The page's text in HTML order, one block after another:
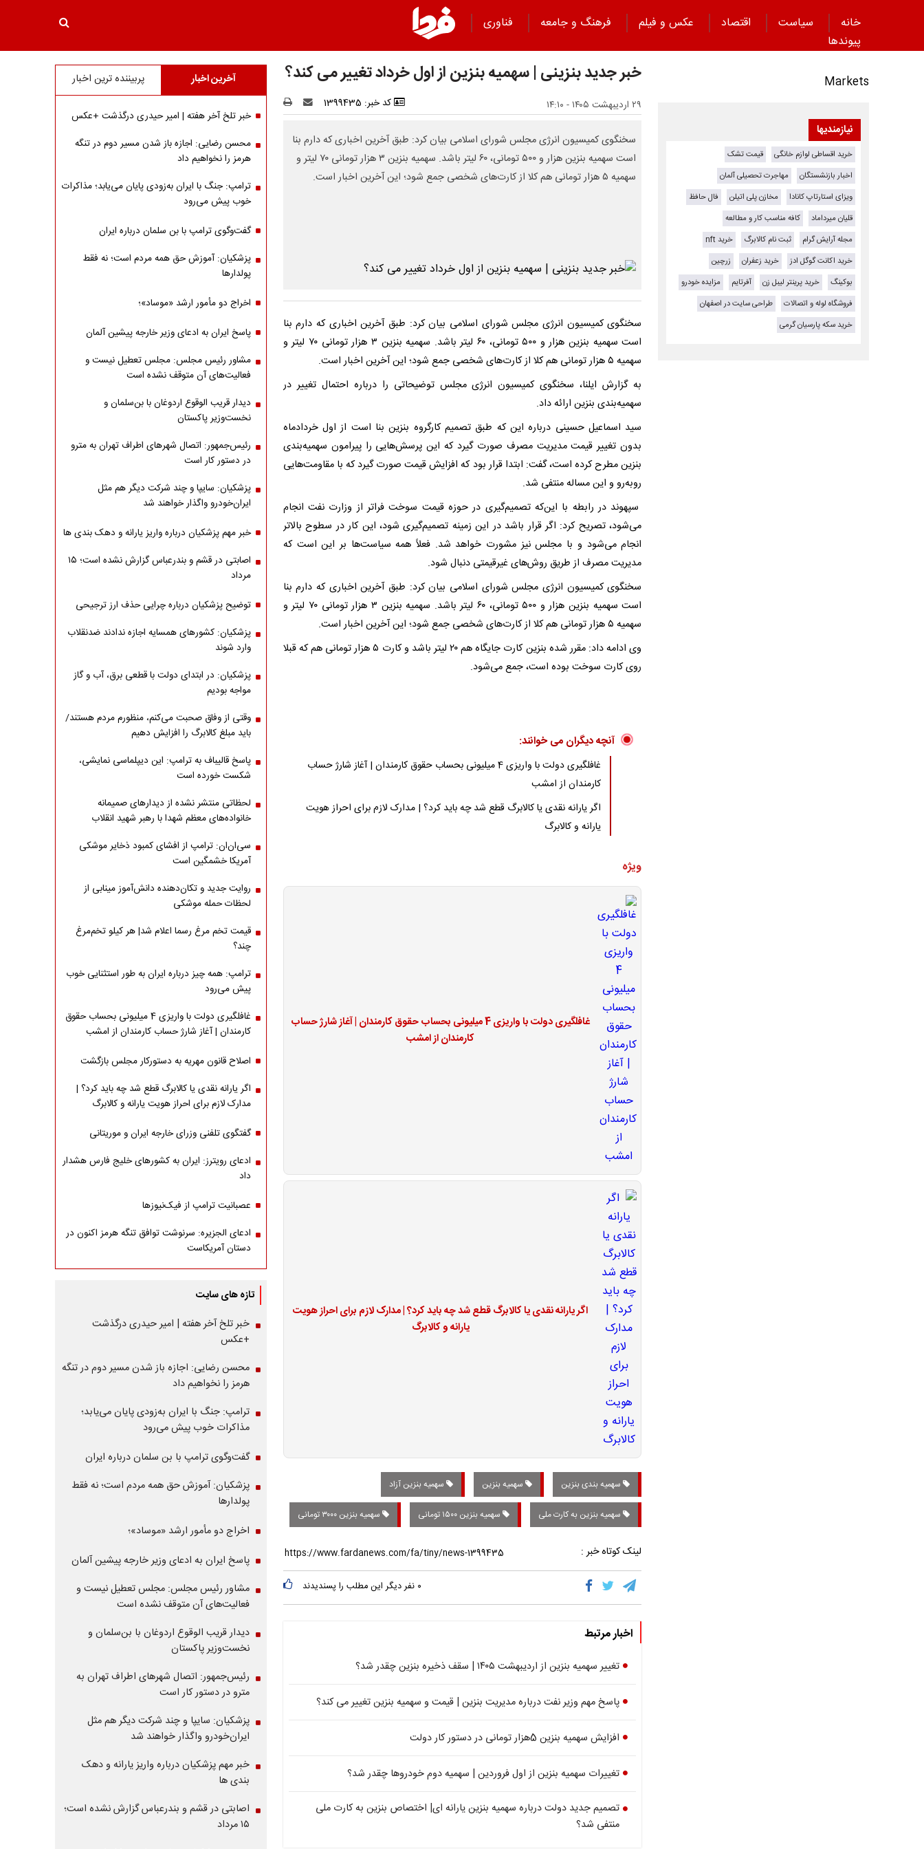
خانه سیاست اقتصاد عکس و فیلم فرهنگ و جامعه
فناوری
پیوند‌ها
خبر جدید بنزینی | سهمیه بنزین از اول خرداد تغییر می کند؟
۲۹ اردیبهشت ۱۴۰۵ - ۱۴:۱۰ کد خبر: 1399435
سخنگوی کمیسیون انرژی مجلس شورای اسلامی بیان کرد: طبق آخرین اخباری که دارم بنا
است سهمیه بنزین هزار و ۵۰۰ تومانی، ۶۰ لیتر باشد. سهمیه بنزین ۳ هزار تومانی ۷۰ لیتر و
سهمیه ۵ هزار تومانی هم کلا از کارت‌های شخصی جمع شود؛ این آخرین اخبار است.
سخنگوی کمیسیون انرژی مجلس شورای اسلامی بیان کرد: طبق آخرین اخباری که دارم بنا
است سهمیه بنزین هزار و ۵۰۰ تومانی، ۶۰ لیتر باشد. سهمیه بنزین ۳ هزار تومانی ۷۰ لیتر و
سهمیه ۵ هزار تومانی هم کلا از کارت‌های شخصی جمع شود؛ این آخرین اخبار است.
به گزارش ایلنا، سخنگوی کمیسیون انرژی مجلس توضیحاتی را درباره احتمال تغییر در
سهمیه‌بندی بنزین ارائه داد.
سید اسماعیل حسینی درباره این که طبق تصمیم کارگروه بنزین بنا است از اول خردادماه
بدون تغییر قیمت مدیریت مصرف صورت گیرد که این پرسش‌هایی را پیرامون سهمیه‌بندی
بنزین مطرح کرده است، گفت: ابتدا قرار بود که افزایش قیمت صورت گیرد که با مقاومت‌هایی
روبه‌رو و این مساله منتفی شد.
سپهوند در رابطه با این‌که تصمیم‌گیری در حوزه قیمت سوخت فراتر از وزارت نفت انجام
می‌شود، تصریح کرد: اگر قرار باشد در این زمینه تصمیم‌گیری شود، این کار در سطوح بالاتر
انجام می‌شود و با مجلس نیز مشورت خواهد شد. فعلاً همه سیاست‌ها بر این است که
مدیریت مصرف از طریق روش‌های غیرقیمتی دنبال شود.
سخنگوی کمیسیون انرژی مجلس شورای اسلامی بیان کرد: طبق آخرین اخباری که دارم بنا
است سهمیه بنزین هزار و ۵۰۰ تومانی، ۶۰ لیتر باشد. سهمیه بنزین ۳ هزار تومانی ۷۰ لیتر و
سهمیه ۵ هزار تومانی هم کلا از کارت‌های شخصی جمع شود؛ این آخرین اخبار است.
وی ادامه داد: مقرر شده بنزین کارت جایگاه هم ۲۰ لیتر باشد و کارت ۵ هزار تومانی هم که قبلا
روی کارت سوخت بوده است، جمع می‌شود.
آنچه دیگران می خوانند:
غافلگیری دولت با واریزی 4 میلیونی بحساب حقوق کارمندان | آغاز شارژ حساب
کارمندان از امشب
اگر یارانه نقدی یا کالابرگ قطع شد چه باید کرد؟ | مدارک لازم برای احراز هویت
یارانه و کالابرگ
ویژه
غافلگیری دولت با واریزی 4 میلیونی بحساب حقوق کارمندان | آغاز شارژ حساب
کارمندان از امشب
اگر یارانه نقدی یا کالابرگ قطع شد چه باید کرد؟ | مدارک لازم برای احراز هویت
یارانه و کالابرگ
سهمیه بندی بنزین سهمیه بنزین سهمیه بنزین آزاد
سهمیه بنزین به کارت ملی سهمیه بنزین ۱۵۰۰ تومانی سهمیه بنزین ۳۰۰۰ تومانی
لینک کوتاه خبر :
۰ نفر دیگر این مطلب را پسندیدند
اخبار مرتبط
تغییر سهمیه بنزین از اردیبهشت ۱۴۰۵ | سقف ذخیره بنزین چقدر شد؟
پاسخ مهم وزیر نفت درباره مدیریت بنزین | قیمت و سهمیه بنزین تغییر می کند؟
افزایش سهمیه بنزین 5هزار تومانی در دستور کار دولت
تغییرات سهمیه بنزین از اول فروردین | سهمیه دوم خودروها چقدر شد؟
تصمیم جدید دولت درباره سهمیه بنزین یارانه ای| اختصاص بنزین به کارت ملی
منتفی شد؟
Markets
نیازمندیها
خرید اقساطی لوازم خانگی
قیمت تشک
اخبار بازنشستگان
مهاجرت تحصیلی آلمان
ویزای استارتاپ کانادا
مخازن پلی اتیلن
فال حافظ
قلیان میرداماد
کافه مناسب کار و مطالعه
مجله آرایش گرام
ثبت نام کالابرگ
خرید nft
خرید اکانت گوگل ادز
خرید زعفران
زرچین
بوکینگ
خرید پرینتر لیبل زن آفرتایم
مزایده خودرو
فروشگاه لوله و اتصالات
طراحی سایت در اصفهان
خرید سکه پارسیان گرمی
آخرین اخبار پربیننده ترین اخبار
خبر تلخ آخر هفته | امیر حیدری درگذشت +عکس
محسن رضایی: اجازه باز شدن مسیر دوم در تنگه
هرمز را نخواهیم داد
ترامپ: جنگ با ایران به‌زودی پایان می‌یابد؛ مذاکرات
خوب پیش می‌رود
گفت‌وگوی ترامپ با بن سلمان درباره ایران
پزشکیان: آموزش حق همه مردم است؛ نه فقط
پولدارها
اخراج دو مأمور ارشد «موساد»؛
پاسخ ایران به ادعای وزیر خارجه پیشین آلمان
مشاور رئیس مجلس: مجلس تعطیل نیست و
فعالیت‌های آن متوقف نشده است
دیدار قریب الوقوع اردوغان با بن‌سلمان و
نخست‌وزیر پاکستان
رئیس‌جمهور: اتصال شهرهای اطراف تهران به مترو
در دستور کار است
پزشکیان: سایپا و چند شرکت دیگر هم مثل
ایران‌خودرو واگذار خواهند شد
خبر مهم پزشکیان درباره واریز یارانه و دهک بندی ها
اصابتی در قشم و بندرعباس گزارش نشده است؛ ۱۵
مرداد
توضیح پزشکیان درباره چرایی حذف ارز ترجیحی
پزشکیان: کشورهای همسایه اجازه ندادند ضدنقلاب
وارد شوند
پزشکیان: در ابتدای دولت با قطعی برق، آب و گاز
مواجه بودیم
وقتی از وفاق صحبت می‌کنم، منظورم مردم هستند/
باید مبلغ کالابرگ را افزایش دهیم
پاسخ قالیباف به ترامپ: این دیپلماسی نمایشی،
شکست خورده است
لحظاتی منتشر نشده از دیدارهای صمیمانه
خانواده‌های معظم شهدا با رهبر شهید انقلاب
سی‌ان‌ان: ترامپ از افشای کمبود ذخایر موشکی
آمریکا خشمگین است
روایت جدید و تکان‌دهنده دانش‌آموز مینابی از
لحظات حمله موشکی
قیمت تخم مرغ رسما اعلام شد| هر کیلو تخم‌مرغ
چند؟
ترامپ: همه چیز درباره ایران به طور استثنایی خوب
پیش می‌رود
غافلگیری دولت با واریزی 4 میلیونی بحساب حقوق
کارمندان | آغاز شارژ حساب کارمندان از امشب
اصلاح قانون مهریه به دستورکار مجلس بازگشت
اگر یارانه نقدی یا کالابرگ قطع شد چه باید کرد؟ |
مدارک لازم برای احراز هویت یارانه و کالابرگ
گفتگوی تلفنی وزرای خارجه ایران و موریتانی
ادعای رویترز: ایران به کشورهای خلیج فارس هشدار
داد
عصبانیت ترامپ از فیک‌نیوزها
ادعای الجزیره: سرنوشت توافق تنگه هرمز اکنون در
دستان آمریکاست
تازه های سایت
خبر تلخ آخر هفته | امیر حیدری درگذشت
+عکس
محسن رضایی: اجازه باز شدن مسیر دوم در تنگه
هرمز را نخواهیم داد
ترامپ: جنگ با ایران به‌زودی پایان می‌یابد؛
مذاکرات خوب پیش می‌رود
گفت‌وگوی ترامپ با بن سلمان درباره ایران
پزشکیان: آموزش حق همه مردم است؛ نه فقط
پولدارها
اخراج دو مأمور ارشد «موساد»؛
پاسخ ایران به ادعای وزیر خارجه پیشین آلمان
مشاور رئیس مجلس: مجلس تعطیل نیست و
فعالیت‌های آن متوقف نشده است
دیدار قریب الوقوع اردوغان با بن‌سلمان و
نخست‌وزیر پاکستان
رئیس‌جمهور: اتصال شهرهای اطراف تهران به
مترو در دستور کار است
پزشکیان: سایپا و چند شرکت دیگر هم مثل
ایران‌خودرو واگذار خواهند شد
خبر مهم پزشکیان درباره واریز یارانه و دهک
بندی ها
اصابتی در قشم و بندرعباس گزارش نشده است؛
۱۵ مرداد